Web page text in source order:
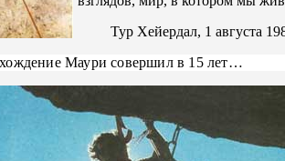
Тур Хейердал, 1 августа
Маури совершил в 15 лет…